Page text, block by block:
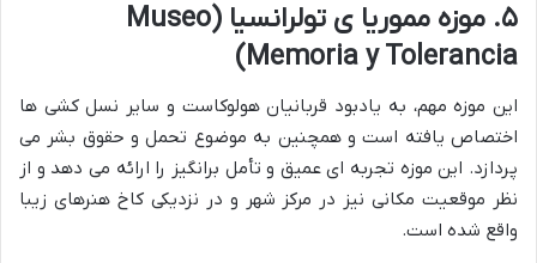
۵. موزه مموریا ی تولرانسیا (Museo
Memoria y Tolerancia)
این موزه مهم، به یادبود قربانیان هولوکاست و سایر نسل کشی ها
اختصاص یافته است و همچنین به موضوع تحمل و حقوق بشر می
پردازد. این موزه تجربه ای عمیق و تأمل برانگیز را ارائه می دهد و از
نظر موقعیت مکانی نیز در مرکز شهر و در نزدیکی کاخ هنرهای زیبا
واقع شده است.